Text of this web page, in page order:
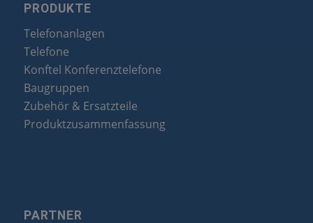
PRODUKTE
Telefonanlagen
Telefone
Konftel Konferenztelefone
Baugruppen
Zubehör & Ersatzteile
Produktzusammenfassung
PARTNER